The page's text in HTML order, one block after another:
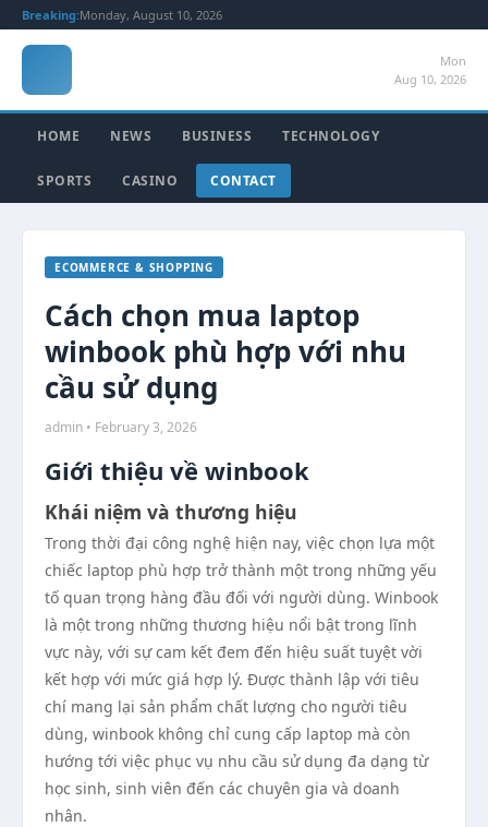
Breaking:Monday, August 10, 2026
Mon
Aug 10, 2026
HOME NEWS BUSINESS TECHNOLOGY
SPORTS CASINO CONTACT
ECOMMERCE & SHOPPING
Cách chọn mua laptop
winbook phù hợp với nhu
cầu sử dụng
admin • February 3, 2026
Giới thiệu về winbook
Khái niệm và thương hiệu
Trong thời đại công nghệ hiện nay, việc chọn lựa một
chiếc laptop phù hợp trở thành một trong những yếu
tố quan trọng hàng đầu đối với người dùng. Winbook
là một trong những thương hiệu nổi bật trong lĩnh
vực này, với sự cam kết đem đến hiệu suất tuyệt vời
kết hợp với mức giá hợp lý. Được thành lập với tiêu
chí mang lại sản phẩm chất lượng cho người tiêu
dùng, winbook không chỉ cung cấp laptop mà còn
hướng tới việc phục vụ nhu cầu sử dụng đa dạng từ
học sinh, sinh viên đến các chuyên gia và doanh
nhân.